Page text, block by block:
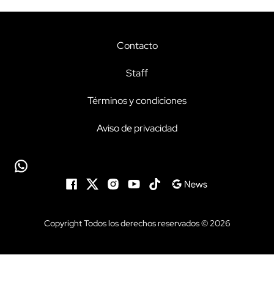
Contacto
Staff
Términos y condiciones
Aviso de privacidad
Copyright Todos los derechos reservados © 2026